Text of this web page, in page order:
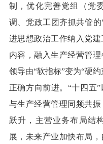
制，优化完善党组（党
调、党政工团齐抓共管
进思想政治工作纳入党
内容，融入生产经营管
领导由“软指标”变为“硬
正确方向前进。“十四五
与生产经营管理同频共
跃升，主营业务布局结
展，未来产业加快布局